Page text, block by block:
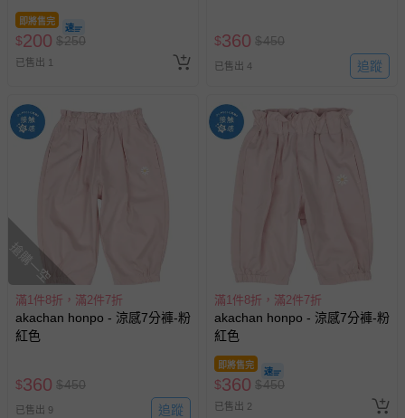
即將售完
$200 $250
已售出 1
$360 $450
已售出 4 追蹤
搶購一空
滿1件8折，滿2件7折
akachan honpo - 涼感7分褲-粉
紅色
$360 $450
已售出 9 追蹤
滿1件8折，滿2件7折
akachan honpo - 涼感7分褲-粉
紅色
即將售完
$360 $450
已售出 2